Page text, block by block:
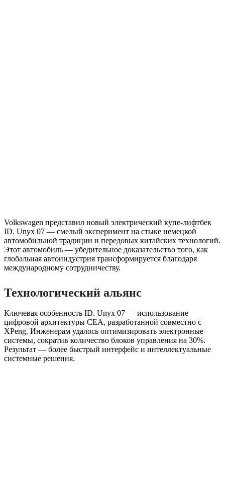
Volkswagen представил новый электрический купе-лифтбек
ID. Unyx 07 — смелый эксперимент на стыке немецкой
автомобильной традиции и передовых китайских технологий.
Этот автомобиль — убедительное доказательство того, как
глобальная автоиндустрия трансформируется благодаря
международному сотрудничеству.
Технологический альянс
Ключевая особенность ID. Unyx 07 — использование
цифровой архитектуры CEA, разработанной совместно с
XPeng. Инженерам удалось оптимизировать электронные
системы, сократив количество блоков управления на 30%.
Результат — более быстрый интерфейс и интеллектуальные
системные решения.